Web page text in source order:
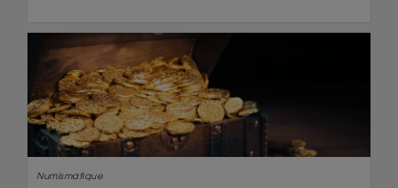
Numismatique